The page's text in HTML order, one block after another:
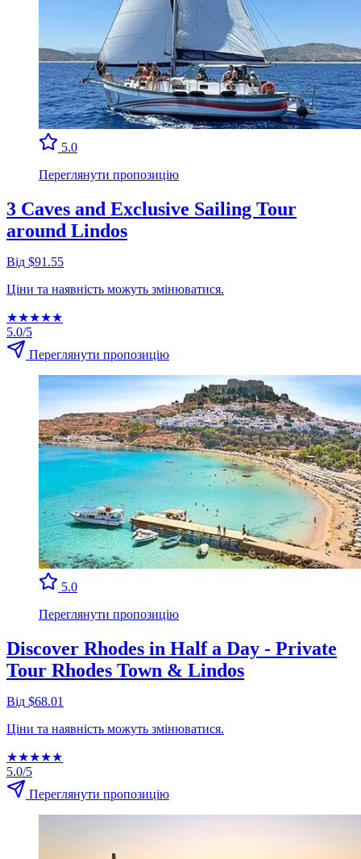
5.0
Переглянути пропозицію
3 Caves and Exclusive Sailing Tour
around Lindos
Від $91.55
Ціни та наявність можуть змінюватися.
★★★★★
5.0/5
Переглянути пропозицію
5.0
Переглянути пропозицію
Discover Rhodes in Half a Day - Private
Tour Rhodes Town & Lindos
Від $68.01
Ціни та наявність можуть змінюватися.
★★★★★
5.0/5
Переглянути пропозицію